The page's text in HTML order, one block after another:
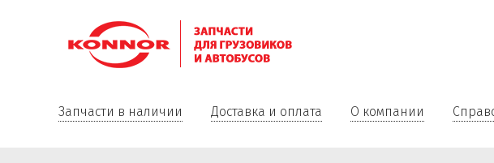
Запчасти в наличии Доставка и оплата О компании